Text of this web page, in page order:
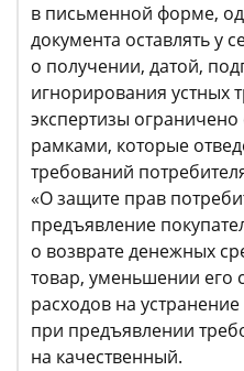
в письменной форме,
документа оставлять у
о получении, датой,
игнорирования устных
экспертизы
рамками, которые
требований
«О защите прав
предъявление
о возврате денежных
товар, уменьшении его
расходов на
при предъявлении
на качественный.